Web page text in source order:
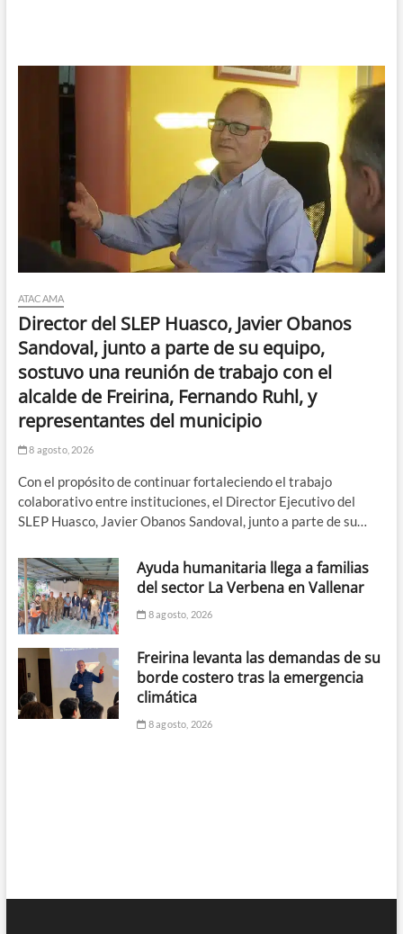
ATACAMA
Director del SLEP Huasco, Javier Obanos
Sandoval, junto a parte de su equipo,
sostuvo una reunión de trabajo con el
alcalde de Freirina, Fernando Ruhl, y
representantes del municipio
8 agosto, 2026
Con el propósito de continuar fortaleciendo el trabajo
colaborativo entre instituciones, el Director Ejecutivo del
SLEP Huasco, Javier Obanos Sandoval, junto a parte de su…
Ayuda humanitaria llega a familias
del sector La Verbena en Vallenar
8 agosto, 2026
Freirina levanta las demandas de su
borde costero tras la emergencia
climática
8 agosto, 2026